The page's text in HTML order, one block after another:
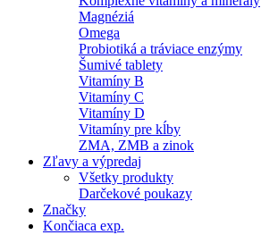
Magnéziá
Omega
Probiotiká a tráviace enzýmy
Šumivé tablety
Vitamíny B
Vitamíny C
Vitamíny D
Vitamíny pre kĺby
ZMA, ZMB a zinok
Zľavy a výpredaj
Všetky produkty
Darčekové poukazy
Značky
Končiaca exp.